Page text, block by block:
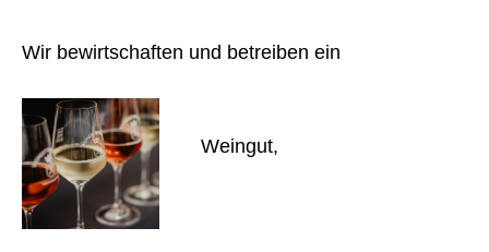
Wir bewirtschaften und betreiben ein
Weingut,